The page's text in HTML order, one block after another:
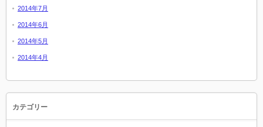
2014年7月
2014年6月
2014年5月
2014年4月
カテゴリー